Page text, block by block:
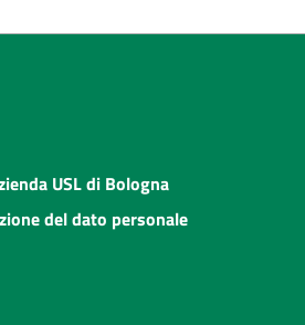
USL di Bologna
del dato personale